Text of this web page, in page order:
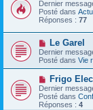
g
e
m
e
s
s
a
g
e
u
v
e
a
u
m
e
s
a
g
e
Dernier
Posté dans
Réponses : 77
N
o
u
v
e
a
u
m
e
Le Garel
Dernier
Posté dans Vie
N
o
u
v
Frigo
Dernier
Posté dans
Réponses : 4